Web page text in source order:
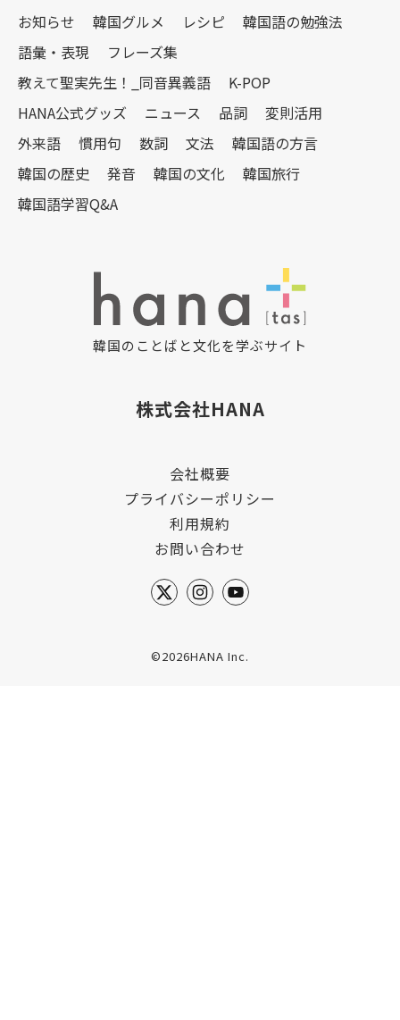
お知らせ 韓国グルメ レシピ
韓国語の勉強法
語彙・表現
フレーズ集
教えて聖実先生！_同音異義語
K-POP
HANA公式グッズ
ニュース 品詞
変則活用
外来語
慣用句 数詞 文法
韓国語の方言
韓国の歴史
発音 韓国の文化
韓国旅行
韓国語学習Q&A
韓国のことばと文化を学ぶサイト
株式会社HANA
会社概要
プライバシーポリシー
利用規約
お問い合わせ
©2026HANA Inc.